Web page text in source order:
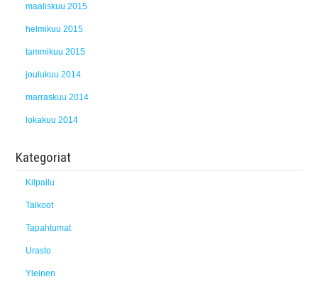
maaliskuu 2015
helmikuu 2015
tammikuu 2015
joulukuu 2014
marraskuu 2014
lokakuu 2014
Kategoriat
Kilpailu
Talkoot
Tapahtumat
Urasto
Yleinen